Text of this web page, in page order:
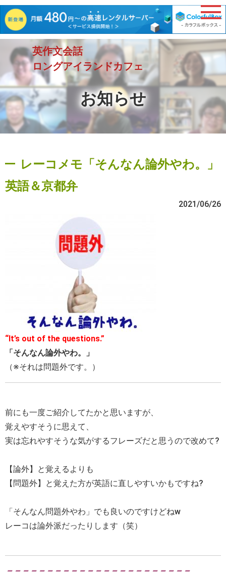
英作文会話
ロングアイランドカフェ
お知らせ
レーコメモ「そんなん論外やわ。」
英語＆京都弁
2021/06/26
“It’s out of the questions.”
「そんなん論外やわ。」
（※それは問題外です。）
前にも一度ご紹介してたかと思いますが、
覚えやすそうに思えて、
実は忘れやすそうな気がするフレーズだと思うので改めて?
【論外】と覚えるよりも
【問題外】と覚えた方が英語に直しやすいかもですね?
「そんなん問題外やわ」でも良いのですけどねw
レーコは論外派だったりします（笑）